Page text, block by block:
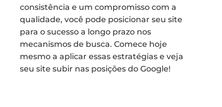
consistência e um compromisso com a
qualidade, você pode posicionar seu site
para o sucesso a longo prazo nos
mecanismos de busca. Comece hoje
mesmo a aplicar essas estratégias e veja
seu site subir nas posições do Google!